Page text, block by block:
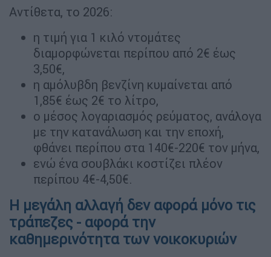
Αντίθετα, το 2026:
η τιμή για 1 κιλό ντομάτες
διαμορφώνεται περίπου από 2€ έως
3,50€,
η αμόλυβδη βενζίνη κυμαίνεται από
1,85€ έως 2€ το λίτρο,
ο μέσος λογαριασμός ρεύματος, ανάλογα
με την κατανάλωση και την εποχή,
φθάνει περίπου στα 140€-220€ τον μήνα,
ενώ ένα σουβλάκι κοστίζει πλέον
περίπου 4€-4,50€.
Η μεγάλη αλλαγή δεν αφορά μόνο τις
τράπεζες - αφορά την
καθημερινότητα των νοικοκυριών